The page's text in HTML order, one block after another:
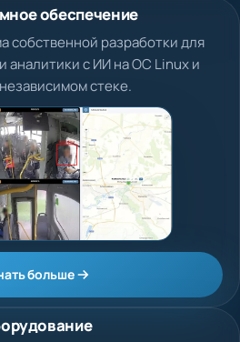
обеспечение
собственной разработки для
аналитики с ИИ на ОС Linux и
стеке.
больше